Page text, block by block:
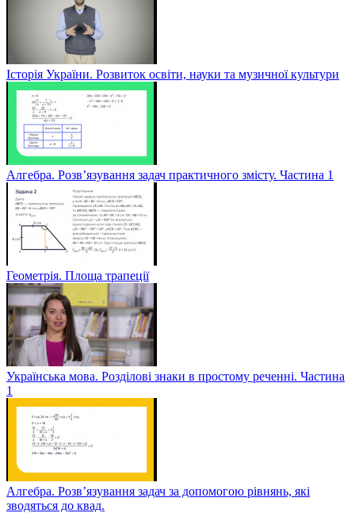
Історія України. Розвиток освіти, науки та музичної культури
Алгебра. Розв’язування задач практичного змісту. Частина 1
Геометрія. Площа трапеції
Українська мова. Розділові знаки в простому реченні. Частина
1
Алгебра. Розв’язування задач за допомогою рівнянь, які
зводяться до квад.